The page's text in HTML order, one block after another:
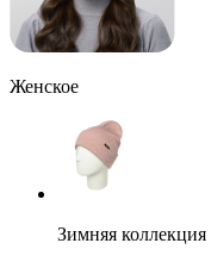
Женское
Зимняя коллекция